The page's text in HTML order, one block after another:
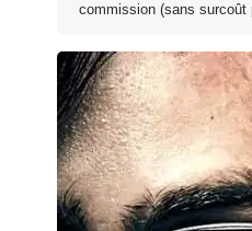
commission (sans surcoût